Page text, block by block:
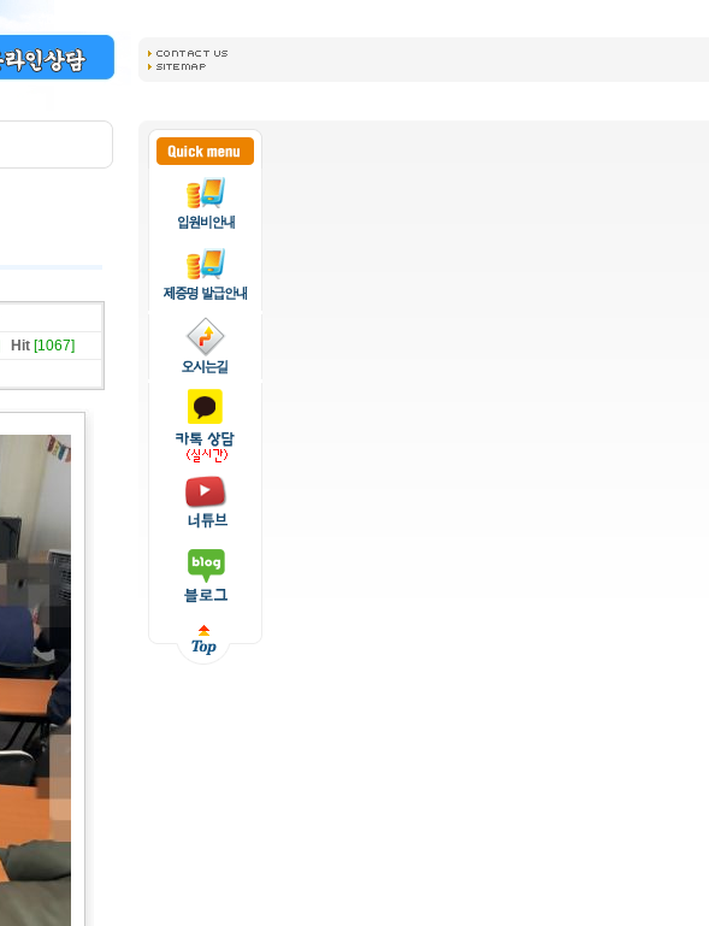
Hit [1067]